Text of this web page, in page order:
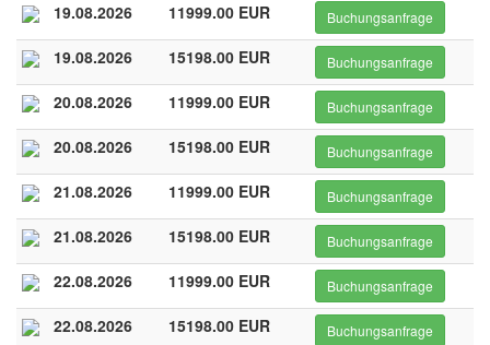
19.08.2026 11999.00 EUR Buchungsanfrage
19.08.2026 15198.00 EUR Buchungsanfrage
20.08.2026 11999.00 EUR Buchungsanfrage
20.08.2026 15198.00 EUR Buchungsanfrage
21.08.2026 11999.00 EUR Buchungsanfrage
21.08.2026 15198.00 EUR Buchungsanfrage
22.08.2026 11999.00 EUR Buchungsanfrage
22.08.2026 15198.00 EUR Buchungsanfrage